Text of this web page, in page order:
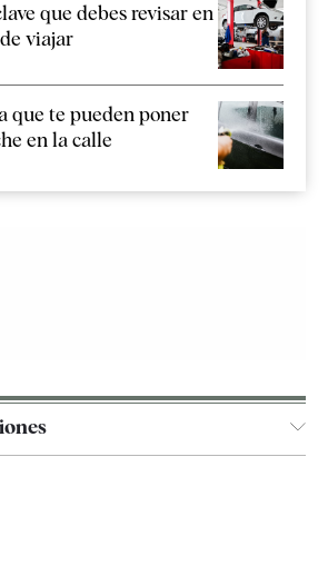
que debes revisar en
viajar
que te pueden poner
en la calle